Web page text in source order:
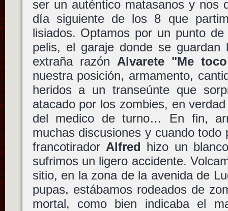
ser un auténtico matasanos y nos
día siguiente de los 8 que
lisiados. Optamos por un punto
pelis, el garaje donde se
extraña razón Alvarete "Me
nuestra posición, armamento,
heridos a un transeúnte que
atacado por los zombies, en
del medico de turno… En fin,
muchas discusiones y cuando
francotirador Alfred hizo un
sufrimos un ligero accidente.
sitio, en la zona de la avenida de
pupas, estábamos rodeados de
mortal, como bien indicaba el